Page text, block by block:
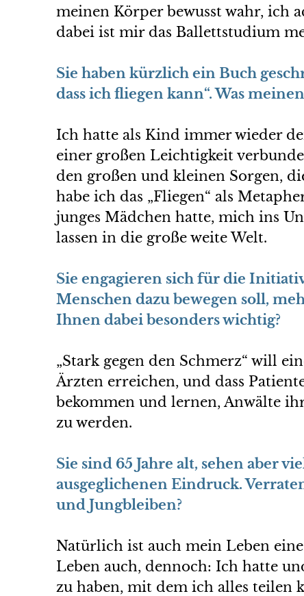
meinen Körper bewusst wahr, ich
dabei ist mir das Ballettstudium
Sie haben kürzlich ein Buch
dass ich fliegen kann“. Was
Ich hatte als Kind immer wieder
einer großen Leichtigkeit
den großen und kleinen Sorgen,
habe ich das „Fliegen“ als
junges Mädchen hatte, mich ins
lassen in die große weite Welt.
Sie engagieren sich für die
Menschen dazu bewegen soll,
Ihnen dabei besonders wichtig?
„Stark gegen den Schmerz“ will
Ärzten erreichen, und dass
bekommen und lernen, Anwälte
zu werden.
Sie sind 65 Jahre alt, sehen aber
ausgeglichenen Eindruck.
und Jungbleiben?
Natürlich ist auch mein Leben
Leben auch, dennoch: Ich hatte
zu haben, mit dem ich alles teilen